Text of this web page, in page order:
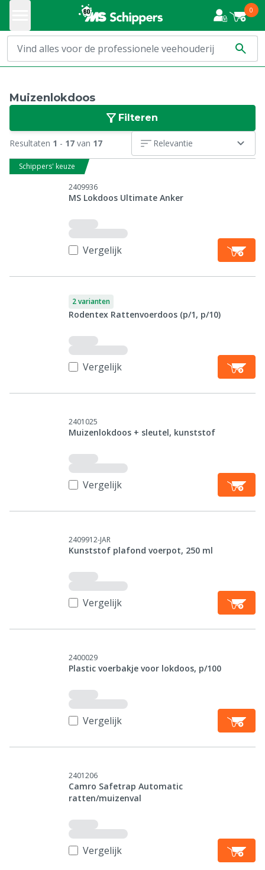
0
Muizenlokdoos
Filteren
Resultaten 1 - 17 van 17 Relevantie
Schippers' keuze
2409936
MS Lokdoos Ultimate Anker
Vergelijk
2 varianten
Rodentex Rattenvoerdoos (p/1, p/10)
Vergelijk
2401025
Muizenlokdoos + sleutel, kunststof
Vergelijk
2409912-JAR
Kunststof plafond voerpot, 250 ml
Vergelijk
2400029
Plastic voerbakje voor lokdoos, p/100
Vergelijk
2401206
Camro Safetrap Automatic
ratten/muizenval
Vergelijk